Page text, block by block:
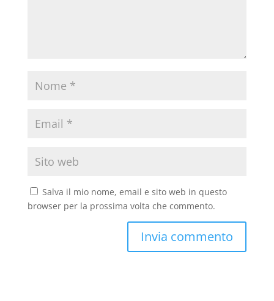
Salva il mio nome, email e sito web in questo
browser per la prossima volta che commento.